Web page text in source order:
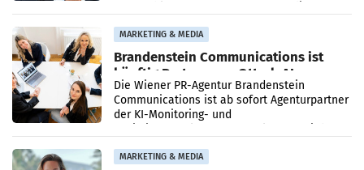
MARKETING & MEDIA
Brandenstein Communications ist
künftig Partner von OtterlyAI
Die Wiener PR-Agentur Brandenstein
Communications ist ab sofort Agenturpartner
der KI-Monitoring- und
MARKETING & MEDIA